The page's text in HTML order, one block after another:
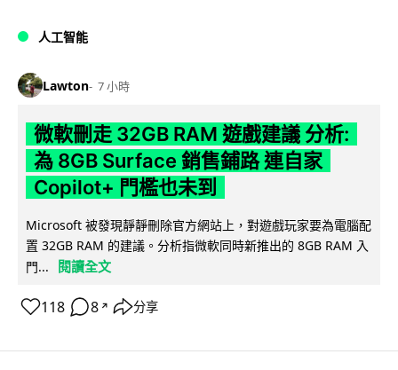
人工智能
Lawton 7 小時
微軟刪走 32GB RAM 遊戲建議 分析:
為 8GB Surface 銷售鋪路 連自家
Copilot+ 門檻也未到
Microsoft 被發現靜靜刪除官方網站上，對遊戲玩家要為電腦配
置 32GB RAM 的建議。分析指微軟同時新推出的 8GB RAM 入
門...
閱讀全文
118 8 ↗ 分享